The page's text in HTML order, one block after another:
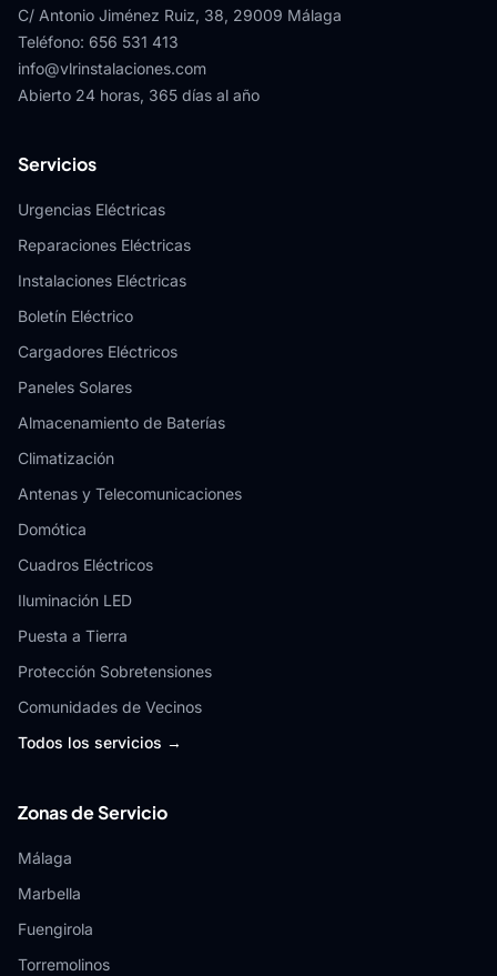
C/ Antonio Jiménez Ruiz, 38, 29009 Málaga
Teléfono: 656 531 413
info@vlrinstalaciones.com
Abierto 24 horas, 365 días al año
Servicios
Urgencias Eléctricas
Reparaciones Eléctricas
Instalaciones Eléctricas
Boletín Eléctrico
Cargadores Eléctricos
Paneles Solares
Almacenamiento de Baterías
Climatización
Antenas y Telecomunicaciones
Domótica
Cuadros Eléctricos
Iluminación LED
Puesta a Tierra
Protección Sobretensiones
Comunidades de Vecinos
Todos los servicios →
Zonas de Servicio
Málaga
Marbella
Fuengirola
Torremolinos